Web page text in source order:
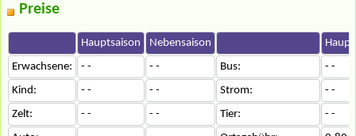
Preise
Hauptsaison Nebensaison
Erwachsene:
- - - - Bus:
- -
Kind:
- - - - Strom:
- -
Zelt:
- - - - Tier:
- -